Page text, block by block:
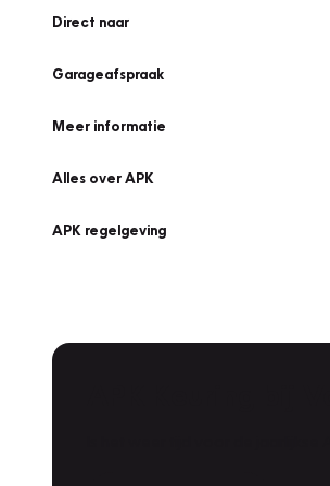
Direct naar
Garageafspraak
Meer informatie
Alles over APK
APK regelgeving